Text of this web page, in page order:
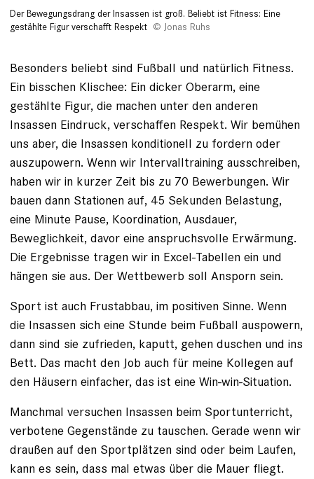
Der Bewegungs­drang der Insassen ist groß. Beliebt ist Fitness: Eine
gestählte Figur verschafft Respekt
Jonas Ruhs
Besonders beliebt sind Fußball und natürlich Fitness.
Ein bisschen Klischee: Ein dicker Oberarm, eine
gestählte Figur, die machen unter den anderen
Insassen Eindruck, verschaffen Respekt. Wir bemühen
uns aber, die Insassen konditionell zu fordern oder
auszupowern. Wenn wir Intervalltraining ausschreiben,
haben wir in kurzer Zeit bis zu 70 Bewerbungen. Wir
bauen dann Stationen auf, 45 Sekunden Belastung,
eine Minute Pause, ­Koordination, Ausdauer,
Beweglichkeit, davor eine anspruchsvolle ­Erwärmung.
Die Ergebnisse tragen wir in Excel-Tabellen ein und
hängen sie aus. Der Wettbewerb soll Ansporn sein.
Sport ist auch Frustabbau, im positiven Sinne. Wenn
die Insassen sich eine Stunde beim Fußball auspowern,
dann sind sie zufrieden, kaputt, gehen duschen und ins
Bett. Das macht den Job auch für meine Kollegen auf
den Häusern einfacher, das ist eine Win-win-Situation.
Manchmal versuchen Insassen beim Sportunterricht,
verbotene Gegenstände zu tauschen. Gerade wenn wir
draußen auf den Sportplätzen sind oder beim Laufen,
kann es sein, dass mal etwas über die Mauer fliegt.